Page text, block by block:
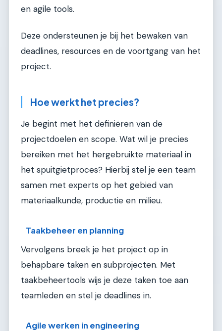
en agile tools.
Deze ondersteunen je bij het bewaken van
deadlines, resources en de voortgang van het
project.
Hoe werkt het precies?
Je begint met het definiëren van de
projectdoelen en scope. Wat wil je precies
bereiken met het hergebruikte materiaal in
het spuitgietproces? Hierbij stel je een team
samen met experts op het gebied van
materiaalkunde, productie en milieu.
Taakbeheer en planning
Vervolgens breek je het project op in
behapbare taken en subprojecten. Met
taakbeheertools wijs je deze taken toe aan
teamleden en stel je deadlines in.
Agile werken in engineering